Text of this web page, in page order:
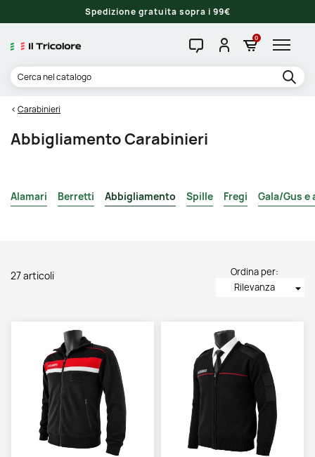
Spedizione gratuita sopra i 99€
0
Carabinieri
Abbigliamento Carabinieri
Alamari Berretti Abbigliamento Spille Fregi Gala/Gus e
27 articoli
Ordina per:
Rilevanza
arrow_drop_down